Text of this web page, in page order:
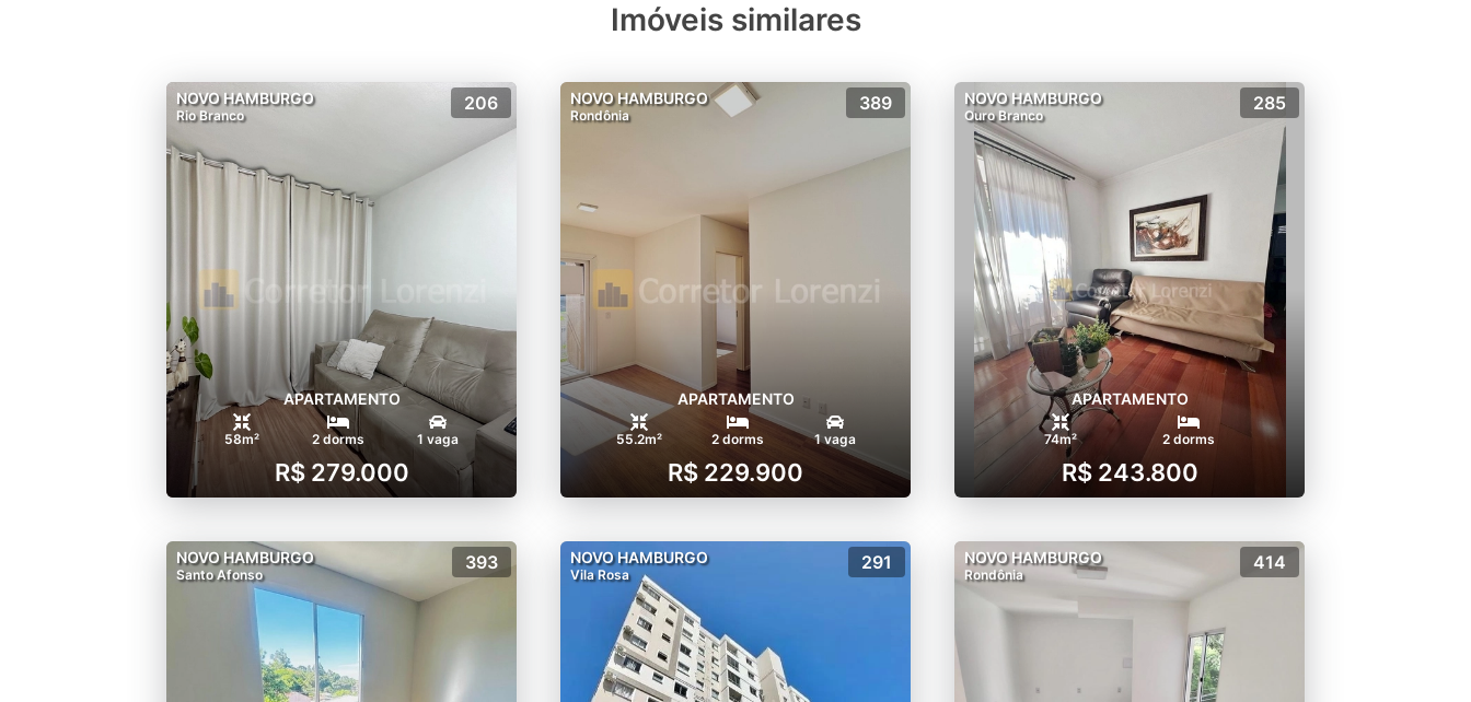
Imóveis similares
NOVO HAMBURGO
Rio Branco
206
APARTAMENTO
58m² 2 dorms 1 vaga
R$ 279.000
NOVO HAMBURGO
Rondônia
389
APARTAMENTO
55.2m² 2 dorms 1 vaga
R$ 229.900
NOVO HAMBURGO
Ouro Branco
285
APARTAMENTO
74m² 2 dorms
R$ 243.800
NOVO HAMBURGO
Santo Afonso
393 NOVO HAMBURGO
Vila Rosa
291 NOVO HAMBURGO
Rondônia
414